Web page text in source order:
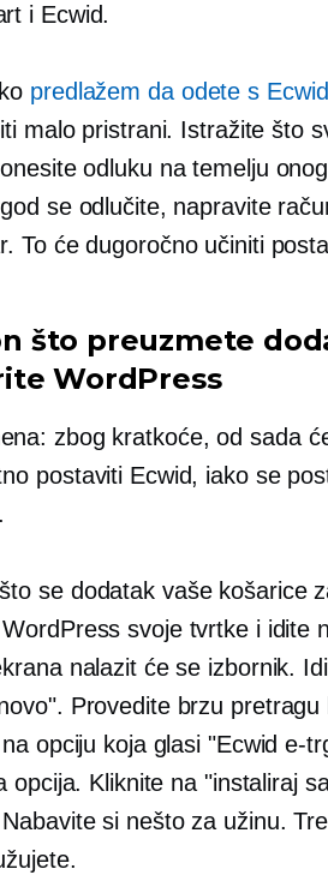
i Ecwid.
predlažem da odete s
malo pristrani. Istražite što
odluku na temelju
se odlučite, napravite
To će dugoročno učiniti
što preuzmete
WordPress
zbog kratkoće, od sada
postaviti Ecwid, iako se
se dodatak vaše košarice
svoje tvrtke i idite
nalazit će se izbornik.
Provedite brzu
na opciju koja glasi "Ecwid e-
opcija. Kliknite na "instaliraj
si nešto za užinu.